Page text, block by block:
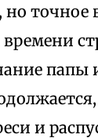
точное
папы
и